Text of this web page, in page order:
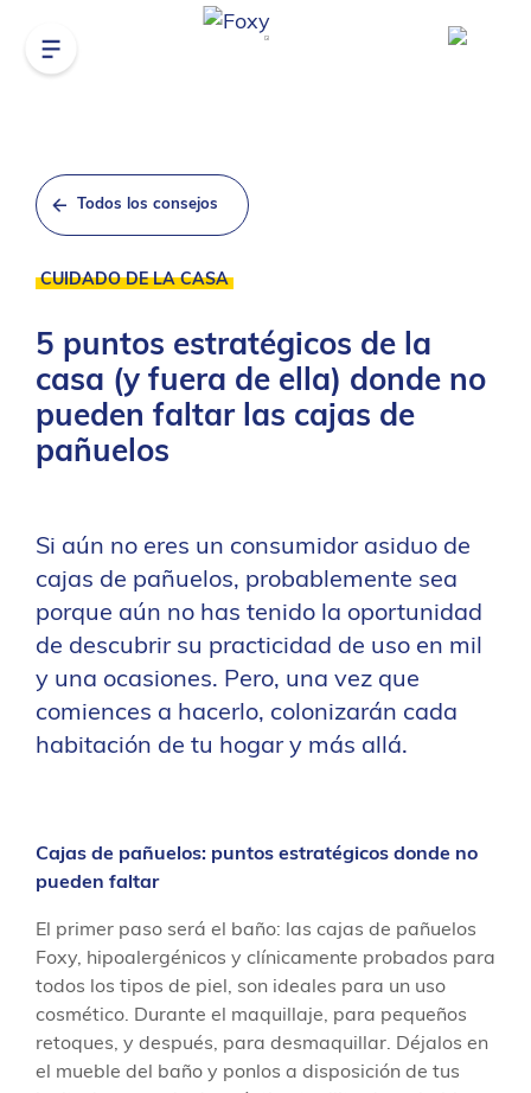
Todos los consejos
CUIDADO DE LA CASA
5 puntos estratégicos de la
casa (y fuera de ella) donde no
pueden faltar las cajas de
pañuelos
Si aún no eres un consumidor asiduo de
cajas de pañuelos, probablemente sea
porque aún no has tenido la oportunidad
de descubrir su practicidad de uso en mil
y una ocasiones. Pero, una vez que
comiences a hacerlo, colonizarán cada
habitación de tu hogar y más allá.
Cajas de pañuelos: puntos estratégicos donde no
pueden faltar
El primer paso será el baño: las cajas de pañuelos
Foxy, hipoalergénicos y clínicamente probados para
todos los tipos de piel, son ideales para un uso
cosmético. Durante el maquillaje, para pequeños
retoques, y después, para desmaquillar. Déjalos en
el mueble del baño y ponlos a disposición de tus